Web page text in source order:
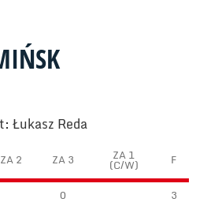
Łukasz Reda
ZA 2 ZA 3 ZA 1
(C/W) F
0
3